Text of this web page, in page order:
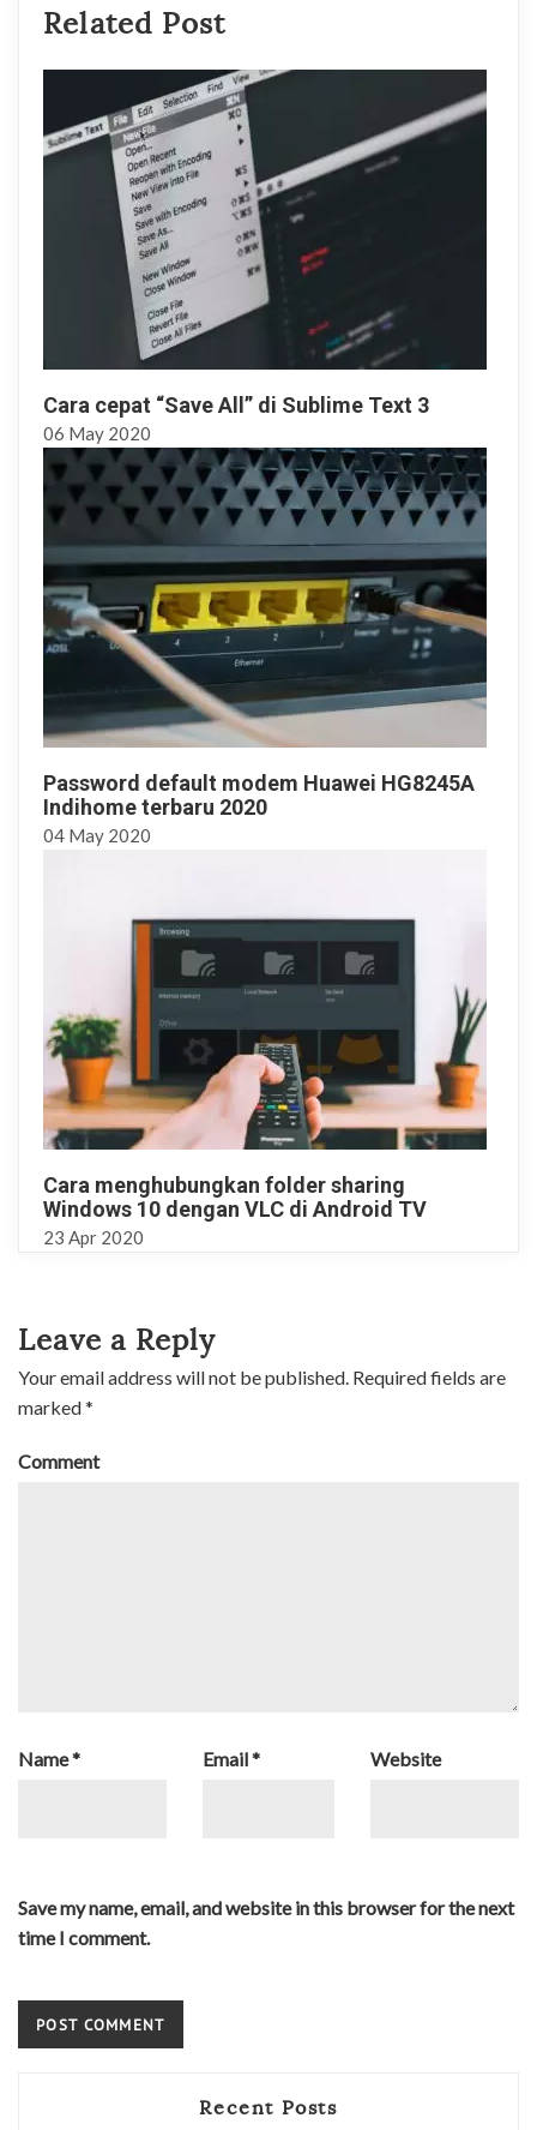
Related Post
Cara cepat “Save All” di Sublime Text 3
06 May 2020
Password default modem Huawei HG8245A
Indihome terbaru 2020
04 May 2020
Cara menghubungkan folder sharing
Windows 10 dengan VLC di Android TV
23 Apr 2020
Leave a Reply
Your email address will not be published. Required fields are
marked*
Comment
Name* Email* Website
Save my name, email, and website in this browser for the next
time I comment.
Recent Posts